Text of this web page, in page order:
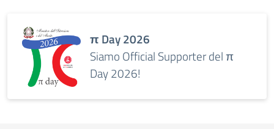
π Day 2026
Siamo Official Supporter del π
Day 2026!